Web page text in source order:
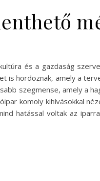
és a gazdaság
is hordoznak, amely a
szegmense, amely a
komoly kihívásokkal
hatással voltak az